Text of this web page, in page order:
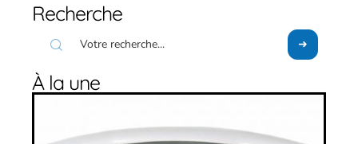
Recherche
À la une